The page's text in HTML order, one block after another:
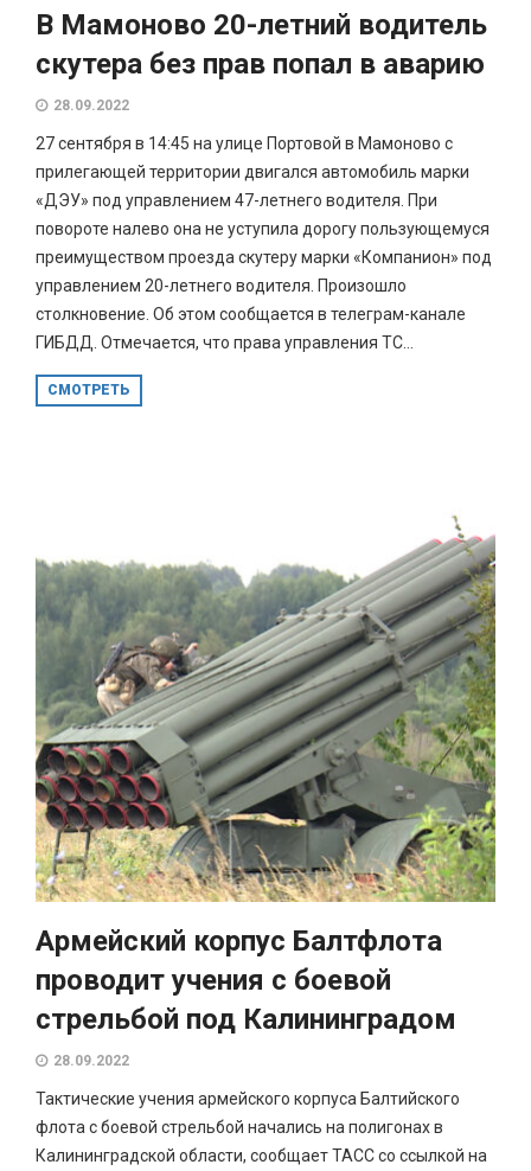
В Мамоново 20-летний водитель
скутера без прав попал в аварию
28.09.2022
27 сентября в 14:45 на улице Портовой в Мамоново с
прилегающей территории двигался автомобиль марки
«ДЭУ» под управлением 47-летнего водителя. При
повороте налево она не уступила дорогу пользующемуся
преимуществом проезда скутеру марки «Компанион» под
управлением 20-летнего водителя. Произошло
столкновение. Об этом сообщается в телеграм-канале
ГИБДД. Отмечается, что права управления ТС...
СМОТРЕТЬ
Армейский корпус Балтфлота
проводит учения с боевой
стрельбой под Калининградом
28.09.2022
Тактические учения армейского корпуса Балтийского
флота с боевой стрельбой начались на полигонах в
Калининградской области, сообщает ТАСС со ссылкой на